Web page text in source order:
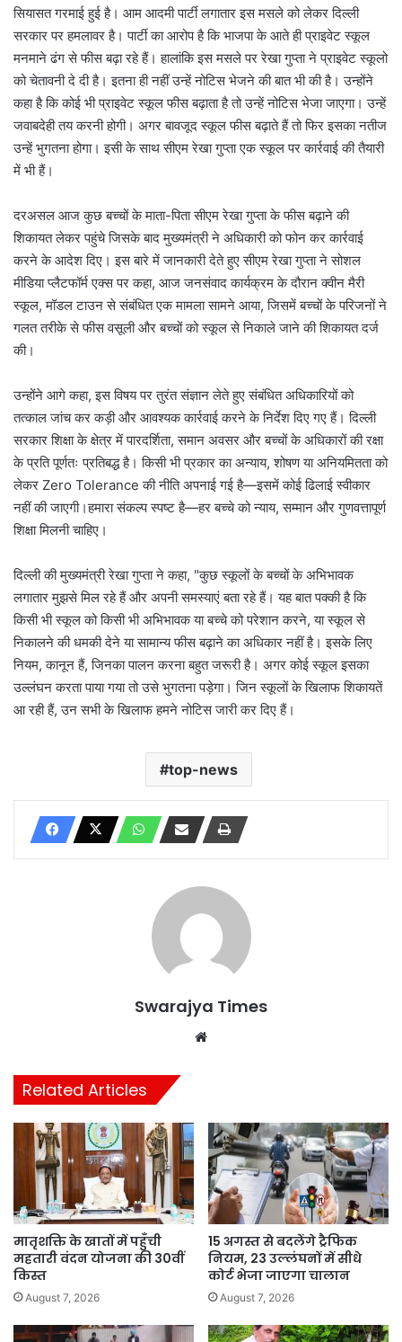
सियासत गरमाई हुई है। आम आदमी पार्टी लगातार इस मसले को लेकर दिल्ली
सरकार पर हमलावर है। पार्टी का आरोप है कि भाजपा के आते ही प्राइवेट स्कूल
मनमाने ढंग से फीस बढ़ा रहे हैं। हालांकि इस मसले पर रेखा गुप्ता ने प्राइवेट स्कूलो
को चेतावनी दे दी है। इतना ही नहीं उन्हें नोटिस भेजने की बात भी की है। उन्होंने
कहा है कि कोई भी प्राइवेट स्कूल फीस बढ़ाता है तो उन्हें नोटिस भेजा जाएगा। उन्हें
जवाबदेही तय करनी होगी। अगर बावजूद स्कूल फीस बढ़ाते हैं तो फिर इसका नतीज
उन्हें भुगतना होगा। इसी के साथ सीएम रेखा गुप्ता एक स्कूल पर कार्रवाई की तैयारी
में भी हैं।
दरअसल आज कुछ बच्चों के माता-पिता सीएम रेखा गुप्ता के फीस बढ़ाने की
शिकायत लेकर पहुंचे जिसके बाद मुख्यमंत्री ने अधिकारी को फोन कर कार्रवाई
करने के आदेश दिए। इस बारे में जानकारी देते हुए सीएम रेखा गुप्ता ने सोशल
मीडिया प्लैटफॉर्म एक्स पर कहा, आज जनसंवाद कार्यक्रम के दौरान क्वीन मैरी
स्कूल, मॉडल टाउन से संबंधित एक मामला सामने आया, जिसमें बच्चों के परिजनों ने
गलत तरीके से फीस वसूली और बच्चों को स्कूल से निकाले जाने की शिकायत दर्ज
की।
उन्होंने आगे कहा, इस विषय पर तुरंत संज्ञान लेते हुए संबंधित अधिकारियों को
तत्काल जांच कर कड़ी और आवश्यक कार्रवाई करने के निर्देश दिए गए हैं। दिल्ली
सरकार शिक्षा के क्षेत्र में पारदर्शिता, समान अवसर और बच्चों के अधिकारों की रक्षा
के प्रति पूर्णतः प्रतिबद्ध है। किसी भी प्रकार का अन्याय, शोषण या अनियमितता को
लेकर Zero Tolerance की नीति अपनाई गई है—इसमें कोई ढिलाई स्वीकार
नहीं की जाएगी।हमारा संकल्प स्पष्ट है—हर बच्चे को न्याय, सम्मान और गुणवत्तापूर्ण
शिक्षा मिलनी चाहिए।
दिल्ली की मुख्यमंत्री रेखा गुप्ता ने कहा, "कुछ स्कूलों के बच्चों के अभिभावक
लगातार मुझसे मिल रहे हैं और अपनी समस्याएं बता रहे हैं। यह बात पक्की है कि
किसी भी स्कूल को किसी भी अभिभावक या बच्चे को परेशान करने, या स्कूल से
निकालने की धमकी देने या सामान्य फीस बढ़ाने का अधिकार नहीं है। इसके लिए
नियम, कानून हैं, जिनका पालन करना बहुत जरूरी है। अगर कोई स्कूल इसका
उल्लंघन करता पाया गया तो उसे भुगतना पड़ेगा। जिन स्कूलों के खिलाफ शिकायतें
आ रही हैं, उन सभी के खिलाफ हमने नोटिस जारी कर दिए हैं।
top-news
Swarajya Times
Related Articles
मातृशक्ति के खातों में पहुँची
महतारी वंदन योजना की 30वीं
किस्त
August 7, 2026
15 अगस्त से बदलेंगे ट्रैफिक
नियम, 23 उल्लंघनों में सीधे
कोर्ट भेजा जाएगा चालान
August 7, 2026